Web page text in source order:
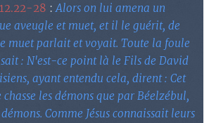
28 : Alors on lui amena un
aveugle et muet, et il le guérit, de
muet parlait et voyait. Toute la foule
: N'est-ce point là le Fils de David
ayant entendu cela, dirent : Cet
les démons que par Béelzébul,
Comme Jésus connaissait leurs